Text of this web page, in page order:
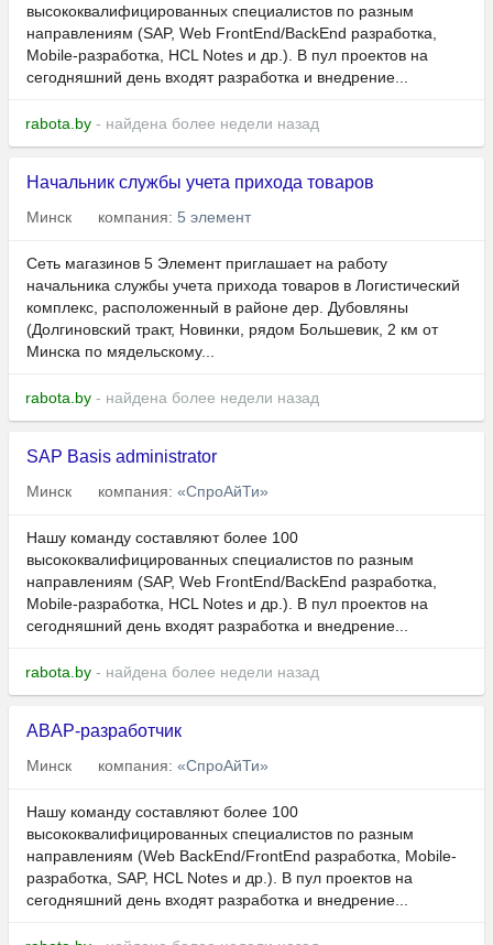
высококвалифицированных специалистов по разным
направлениям (SAP, Web FrontEnd/BackEnd разработка,
Mobile-разработка, HCL Notes и др.). В пул проектов на
сегодняшний день входят разработка и внедрение...
rabota.by - найдена более недели назад
Начальник службы учета прихода товаров
Минск компания: 5 элемент
Сеть магазинов 5 Элемент приглашает на работу
начальника службы учета прихода товаров в Логистический
комплекс, расположенный в районе дер. Дубовляны
(Долгиновский тракт, Новинки, рядом Большевик, 2 км от
Минска по мядельскому...
rabota.by - найдена более недели назад
SAP Basis administrator
Минск компания: «СпроАйТи»
Нашу команду составляют более 100
высококвалифицированных специалистов по разным
направлениям (SAP, Web FrontEnd/BackEnd разработка,
Mobile-разработка, HCL Notes и др.). В пул проектов на
сегодняшний день входят разработка и внедрение...
rabota.by - найдена более недели назад
ABAP-разработчик
Минск компания: «СпроАйТи»
Нашу команду составляют более 100
высококвалифицированных специалистов по разным
направлениям (Web BackEnd/FrontEnd разработка, Mobile-
разработка, SAP, HCL Notes и др.). В пул проектов на
сегодняшний день входят разработка и внедрение...